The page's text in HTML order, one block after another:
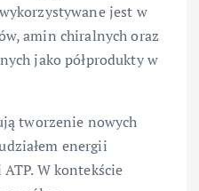
jest w
amin chiralnych oraz
jako półprodukty w
tworzenie nowych
energii
W kontekście